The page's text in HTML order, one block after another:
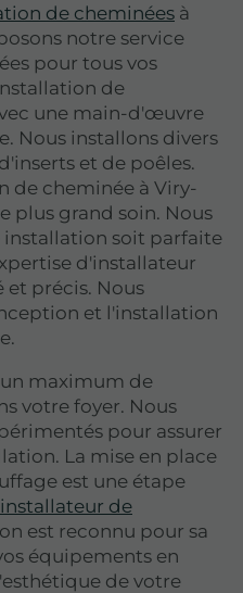
de cheminées à
notre service
pour tous vos
de
une main-d'œuvre
Nous installons divers
et de poêles.
de cheminée à Viry-
plus grand soin. Nous
installation soit parfaite
d'installateur
et précis. Nous
et l'installation
maximum de
votre foyer. Nous
pour assurer
La mise en place
est une étape
de
est reconnu pour sa
équipements en
de votre